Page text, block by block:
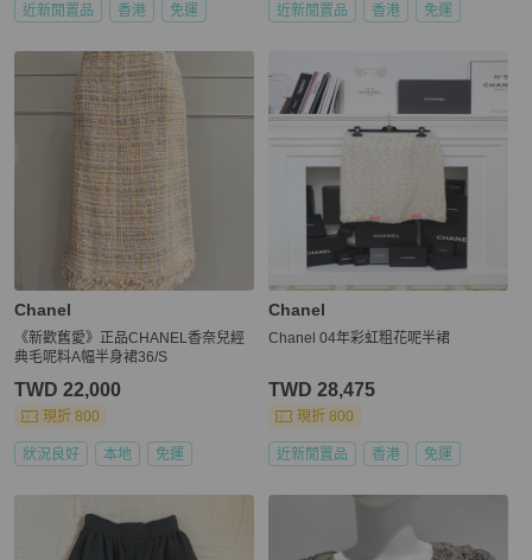
近新閒置品 香港 免運 近新閒置品 香港 免運
Chanel
《新歡舊愛》正品CHANEL香奈兒經
典毛呢料A幅半身裙36/S
TWD 22,000
現折 800
狀況良好 本地 免運
Chanel
Chanel 04年彩虹粗花呢半裙
TWD 28,475
現折 800
近新閒置品 香港 免運